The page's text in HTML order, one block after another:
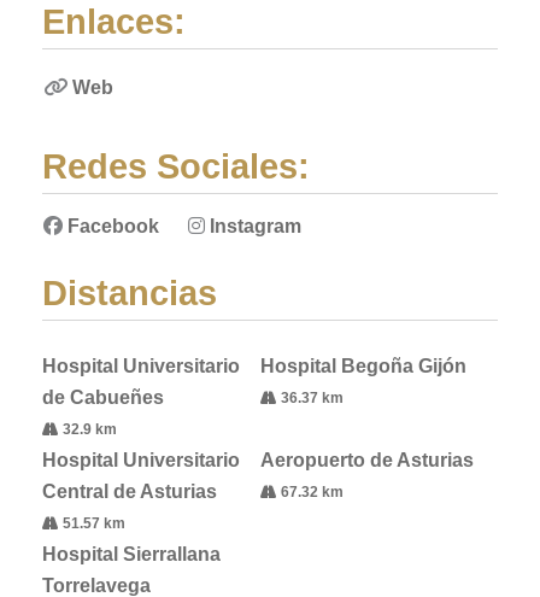
Enlaces:
Web
Redes Sociales:
Facebook Instagram
Distancias
Hospital Universitario
de Cabueñes
32.9 km
Hospital Begoña Gijón
36.37 km
Hospital Universitario
Central de Asturias
51.57 km
Aeropuerto de Asturias
67.32 km
Hospital Sierrallana
Torrelavega